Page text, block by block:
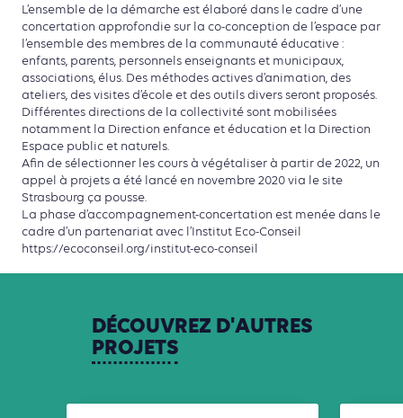
L’ensemble de la démarche est élaboré dans le cadre d’une
concertation approfondie sur la co-conception de l’espace par
l’ensemble des membres de la communauté éducative :
enfants, parents, personnels enseignants et municipaux,
associations, élus. Des méthodes actives d’animation, des
ateliers, des visites d’école et des outils divers seront proposés.
Différentes directions de la collectivité sont mobilisées
notamment la Direction enfance et éducation et la Direction
Espace public et naturels.
Afin de sélectionner les cours à végétaliser à partir de 2022, un
appel à projets a été lancé en novembre 2020 via le site
Strasbourg ça pousse.
La phase d’accompagnement-concertation est menée dans le
cadre d’un partenariat avec l’Institut Eco-Conseil
https://ecoconseil.org/institut-eco-conseil
DÉCOUVREZ D'AUTRES
PROJETS